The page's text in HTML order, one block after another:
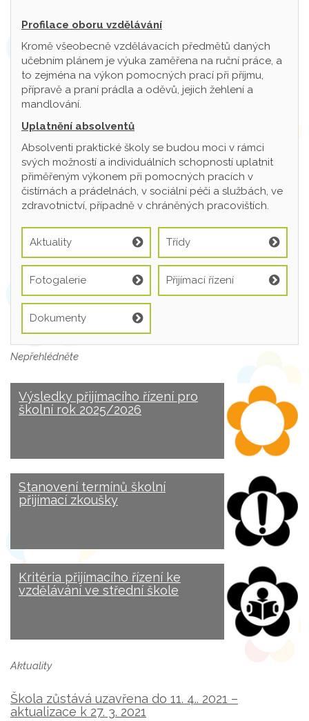
Profilace oboru vzdělávání
Kromě všeobecně vzdělávacích předmětů daných
učebním plánem je výuka zaměřena na ruční práce, a
to zejména na výkon pomocných prací při příjmu,
přípravě a praní prádla a oděvů, jejich žehlení a
mandlování.
Uplatnění absolventů
Absolventi praktické školy se budou moci v rámci
svých možností a individuálních schopností uplatnit
přiměřeným výkonem při pomocných pracích v
čistírnách a prádelnách, v sociální péči a službách, ve
zdravotnictví, případně v chráněných pracovištích.
Aktuality Třídy
Fotogalerie Přijímací řízení
Dokumenty
Nepřehlédněte
Výsledky přijímacího řízení pro
školní rok 2025/2026
Stanovení termínů školní
přijímací zkoušky
Kritéria přijímacího řízení ke
vzdělávání ve střední škole
Aktuality
Škola zůstává uzavřena do 11. 4.. 2021 –
aktualizace k 27. 3. 2021